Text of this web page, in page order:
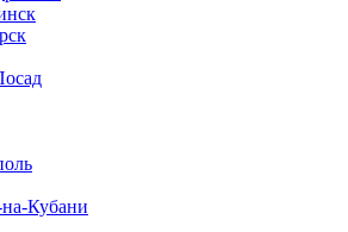
Кубани